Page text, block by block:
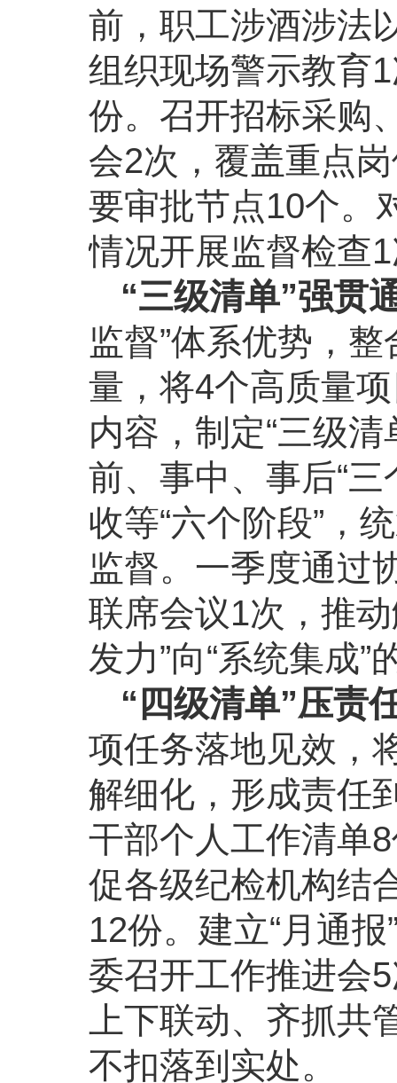
前，职工涉酒涉法
组织现场警示教育
份。召开招标采购
会2次，覆盖重点
要审批节点10个。
情况开展监督检查
“三级清单”强贯
监督”体系优势，
量，将4个高质量
内容，制定“三级
前、事中、事后“
收等“六个阶段”，
监督。一季度通过
联席会议1次，推
发力”向“系统集成”
“四级清单”压责
项任务落地见效，
解细化，形成责任
干部个人工作清单
促各级纪检机构结
12份。建立“月通
委召开工作推进会
上下联动、齐抓
不扣落到实处。